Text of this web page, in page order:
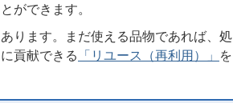
ができます。
ります。まだ使える品物であれば、処
貢献できる 「リユース（再利用）」 を